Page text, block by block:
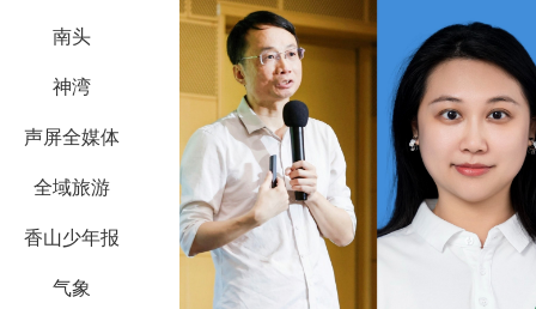
南头
神湾
声屏全媒体
全域旅游
香山少年报
气象